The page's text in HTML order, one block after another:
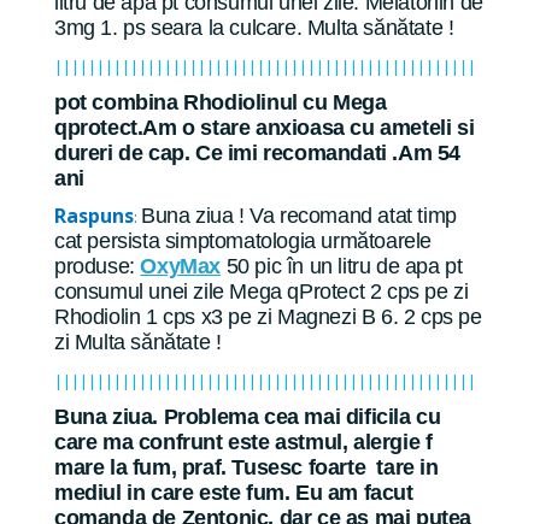
3mg 1. ps seara la culcare. Multa sănătate !
||||||||||||||||||||||||||||||||||||||||||||||||||
pot combina Rhodiolinul cu Mega
qprotect.Am o stare anxioasa cu ameteli si
dureri de cap. Ce imi recomandati .Am 54
ani
Raspuns: Buna ziua ! Va recomand atat timp
cat persista simptomatologia următoarele
produse:OxyMax 50 pic în un litru de apa pt
consumul unei zile Mega qProtect 2 cps pe zi
Rhodiolin 1 cps x3 pe zi Magnezi B 6. 2 cps pe
zi Multa sănătate !
||||||||||||||||||||||||||||||||||||||||||||||||||
Buna ziua. Problema cea mai dificila cu
care ma confrunt este astmul, alergie f
mare la fum, praf. Tusesc foarte tare in
mediul in care este fum. Eu am facut
comanda de Zentonic, dar ce as mai putea